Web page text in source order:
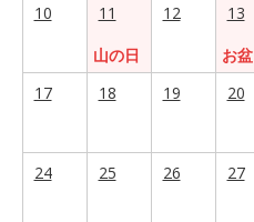
10
11
山の日
12
13
お盆
17
18 19 20
24 25 26 27